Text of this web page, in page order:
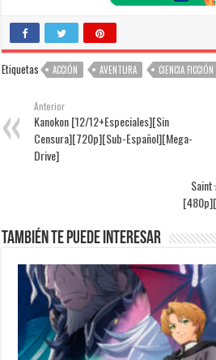
Etiquetas ACCIÓN AVENTURA CIENCIA FICCIÓN
Anterior
Kanokon [12/12+Especiales][Sin
Censura][720p][Sub-Español][Mega-
Drive]
También te puede interesar